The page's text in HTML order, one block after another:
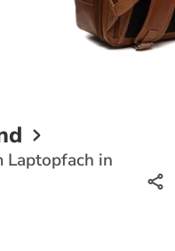
Laptopfach in